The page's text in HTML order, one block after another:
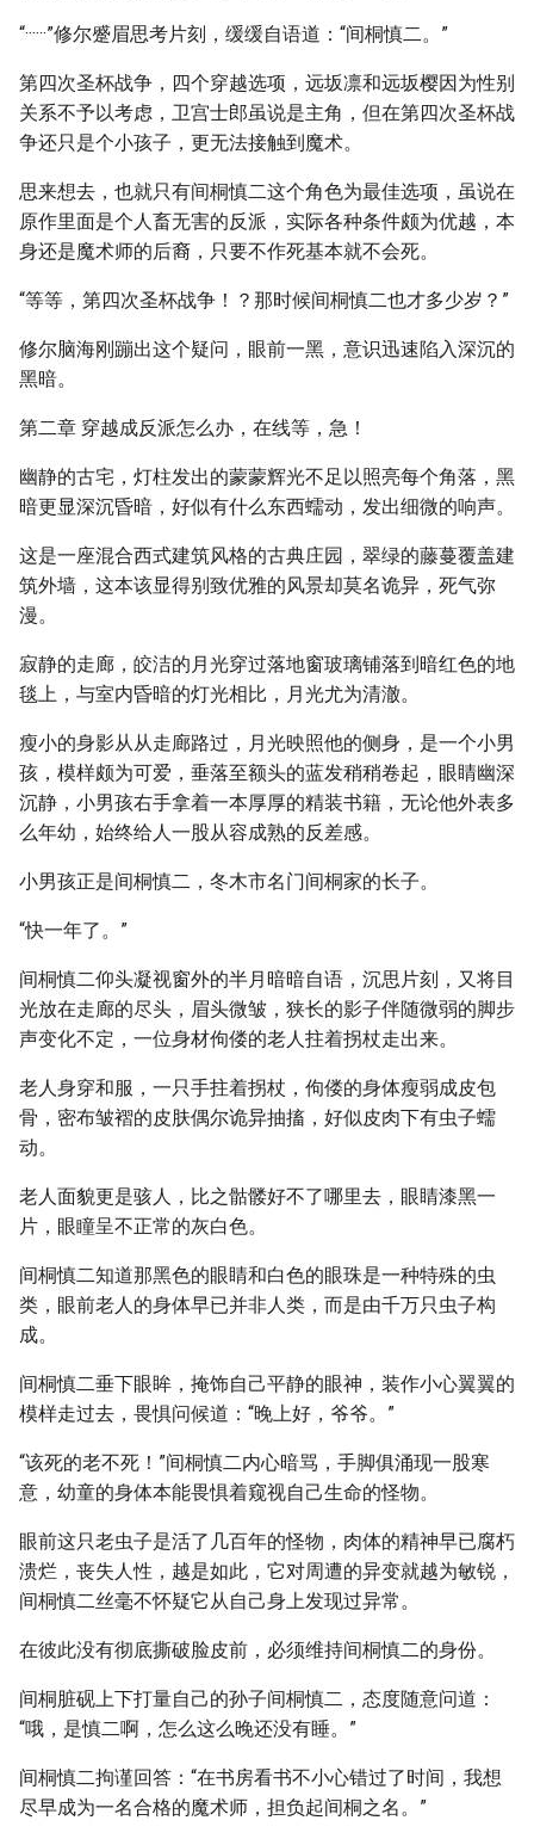
“······”修尔蹙眉思考片刻，缓缓自语道：“间桐慎二。”
第四次圣杯战争，四个穿越选项，远坂凛和远坂樱因为性别
关系不予以考虑，卫宫士郎虽说是主角，但在第四次圣杯战
争还只是个小孩子，更无法接触到魔术。
思来想去，也就只有间桐慎二这个角色为最佳选项，虽说在
原作里面是个人畜无害的反派，实际各种条件颇为优越，本
身还是魔术师的后裔，只要不作死基本就不会死。
“等等，第四次圣杯战争！？那时候间桐慎二也才多少岁？”
修尔脑海刚蹦出这个疑问，眼前一黑，意识迅速陷入深沉的
黑暗。
第二章 穿越成反派怎么办，在线等，急！
幽静的古宅，灯柱发出的蒙蒙辉光不足以照亮每个角落，黑
暗更显深沉昏暗，好似有什么东西蠕动，发出细微的响声。
这是一座混合西式建筑风格的古典庄园，翠绿的藤蔓覆盖建
筑外墙，这本该显得别致优雅的风景却莫名诡异，死气弥
漫。
寂静的走廊，皎洁的月光穿过落地窗玻璃铺落到暗红色的地
毯上，与室内昏暗的灯光相比，月光尤为清澈。
瘦小的身影从从走廊路过，月光映照他的侧身，是一个小男
孩，模样颇为可爱，垂落至额头的蓝发稍稍卷起，眼睛幽深
沉静，小男孩右手拿着一本厚厚的精装书籍，无论他外表多
么年幼，始终给人一股从容成熟的反差感。
小男孩正是间桐慎二，冬木市名门间桐家的长子。
“快一年了。”
间桐慎二仰头凝视窗外的半月暗暗自语，沉思片刻，又将目
光放在走廊的尽头，眉头微皱，狭长的影子伴随微弱的脚步
声变化不定，一位身材佝偻的老人拄着拐杖走出来。
老人身穿和服，一只手拄着拐杖，佝偻的身体瘦弱成皮包
骨，密布皱褶的皮肤偶尔诡异抽搐，好似皮肉下有虫子蠕
动。
老人面貌更是骇人，比之骷髅好不了哪里去，眼睛漆黑一
片，眼瞳呈不正常的灰白色。
间桐慎二知道那黑色的眼睛和白色的眼珠是一种特殊的虫
类，眼前老人的身体早已并非人类，而是由千万只虫子构
成。
间桐慎二垂下眼眸，掩饰自己平静的眼神，装作小心翼翼的
模样走过去，畏惧问候道：“晚上好，爷爷。”
“该死的老不死！”间桐慎二内心暗骂，手脚俱涌现一股寒
意，幼童的身体本能畏惧着窥视自己生命的怪物。
眼前这只老虫子是活了几百年的怪物，肉体的精神早已腐朽
溃烂，丧失人性，越是如此，它对周遭的异变就越为敏锐，
间桐慎二丝毫不怀疑它从自己身上发现过异常。
在彼此没有彻底撕破脸皮前，必须维持间桐慎二的身份。
间桐脏砚上下打量自己的孙子间桐慎二，态度随意问道：
“哦，是慎二啊，怎么这么晚还没有睡。”
间桐慎二拘谨回答：“在书房看书不小心错过了时间，我想
尽早成为一名合格的魔术师，担负起间桐之名。”